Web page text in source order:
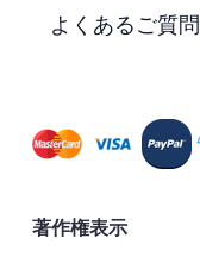
よくあるご質問
著作権表示